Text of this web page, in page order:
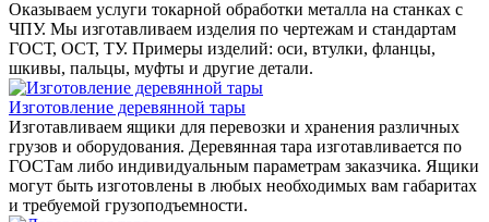
Оказываем услуги токарной обработки металла на станках с
ЧПУ. Мы изготавливаем изделия по чертежам и стандартам
ГОСТ, ОСТ, ТУ. Примеры изделий: оси, втулки, фланцы,
шкивы, пальцы, муфты и другие детали.
Изготовление деревянной тары
Изготавливаем ящики для перевозки и хранения различных
грузов и оборудования. Деревянная тара изготавливается по
ГОСТам либо индивидуальным параметрам заказчика. Ящики
могут быть изготовлены в любых необходимых вам габаритах
и требуемой грузоподъемности.